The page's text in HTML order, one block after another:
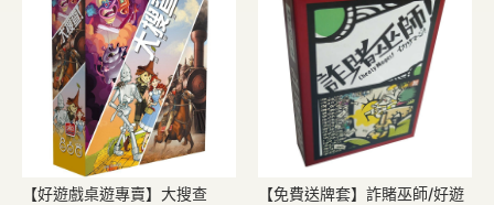
【好遊戲桌遊專賣】大搜查
【免費送牌套】詐賭巫師/好遊